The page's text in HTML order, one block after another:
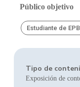
Público objetivo
Estudiante de
Tipo de
Exposición de